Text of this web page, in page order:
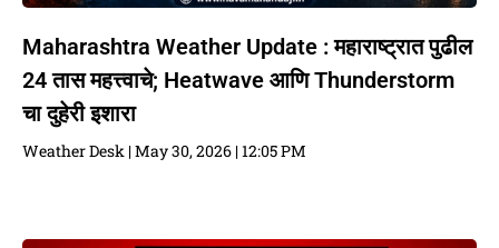
Maharashtra Weather Update : महाराष्ट्रात पुढील
24 तास महत्त्वाचे; Heatwave आणि Thunderstorm
चा दुहेरी इशारा
Weather Desk May 30, 2026 12:05 PM